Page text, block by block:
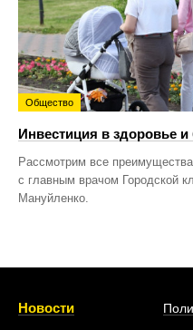
Общество
Инвестиция в здоровье
Рассмотрим все
с главным врачом Городской
Мануйленко.
Новости